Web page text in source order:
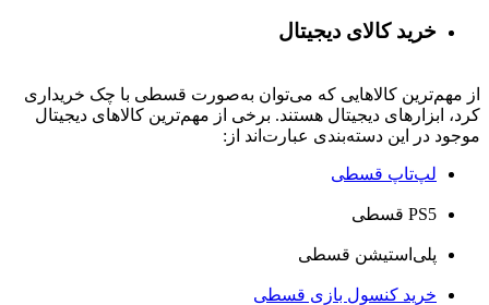
خرید کالای دیجیتال
از مهم‌ترین کالاهایی که می‌توان به‌صورت قسطی با چک خریداری
کرد، ابزارهای دیجیتال هستند. برخی از مهم‌ترین کالاهای دیجیتال
موجود در این دسته‌بندی عبارت‌اند از:
لپ‌تاپ قسطی
PS5 قسطی
پلی‌استیشن قسطی
خرید کنسول بازی قسطی